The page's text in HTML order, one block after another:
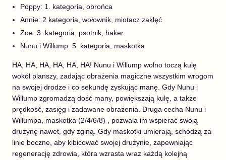
Poppy: 1. kategoria, obrońca
Annie: 2 kategoria, wołownik, miotacz zaklęć
Zoe: 3. kategoria, psotnik, haker
Nunu i Willump: 5. kategoria, maskotka
HA, HA, HA, HA, HA, HA! Nunu i Willump wolno toczą kulę
wokół planszy, zadając obrażenia magiczne wszystkim wrogom
na swojej drodze i co sekundę zyskując manę. Gdy Nunu i
Willump zgromadzą dość many, powiększają kulę, a także
prędkość, zasięg i zadawane obrażenia. Druga cecha Nunu i
Willumpa, maskotka (2/4/6/8) , pozwala im wspierać swoją
drużynę nawet, gdy zginą. Gdy maskotki umierają, schodzą za
linie boczne, aby kibicować swojej drużynie, zapewniając
regenerację zdrowia, która wzrasta wraz każdą kolejną